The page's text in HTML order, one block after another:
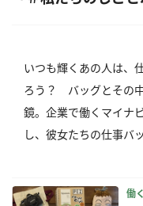
いつも輝くあの人は、
ろう？ バッグとその
鏡。企業で働くマイナ
し、彼女たちの仕事バ
働く